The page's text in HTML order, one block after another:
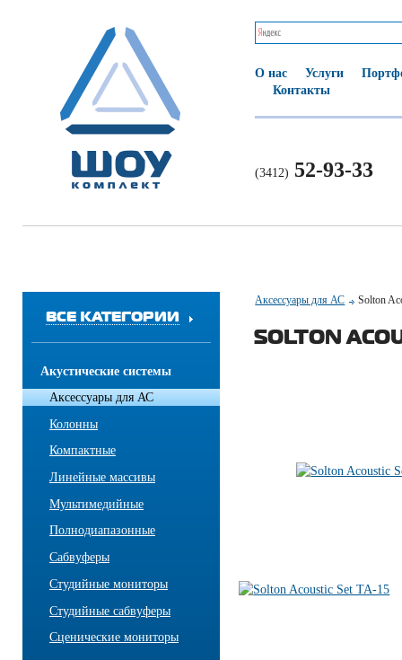
О нас Услуги
Контакты
(3412) 52-93-33
ВСЕ КАТЕГОРИИ
Акустические системы
Аксессуары для АС
Колонны
Компактные
Линейные массивы
Мультимедийные
Полнодиапазонные
Сабвуферы
Студийные мониторы
Студийные сабвуферы
Сценические мониторы
Аксессуары для АС Solton
SOLTON